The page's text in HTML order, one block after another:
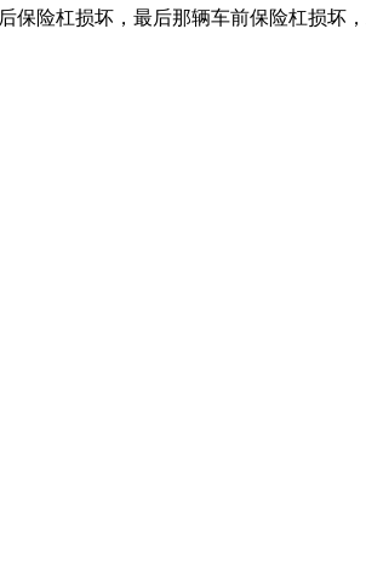
险杠损坏，最后那辆车前保险杠损坏，